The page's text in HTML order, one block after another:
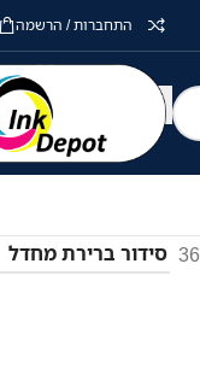
התחברות / הרשמה
36